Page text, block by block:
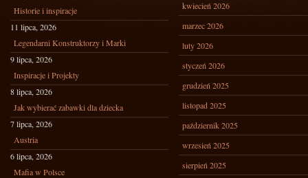
Historie i inspiracje
11 lipca, 2026
Legendarni Konstruktorzy i Marki
9 lipca, 2026
Inspiracje i Projekty
8 lipca, 2026
Jak wybierać zabawki dla dziecka
7 lipca, 2026
Austria
6 lipca, 2026
Mafia w Polsce
kwiecień 2026
marzec 2026
luty 2026
styczeń 2026
grudzień 2025
listopad 2025
październik 2025
wrzesień 2025
sierpień 2025